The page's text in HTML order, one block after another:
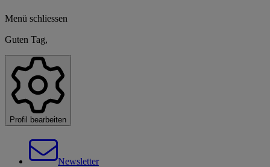
Menü schliessen
Guten Tag,
Profil bearbeiten
Newsletter